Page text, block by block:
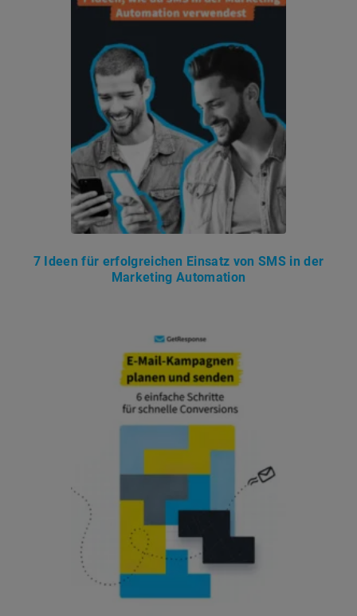
7 Ideen für erfolgreichen Einsatz von SMS in der
Marketing Automation